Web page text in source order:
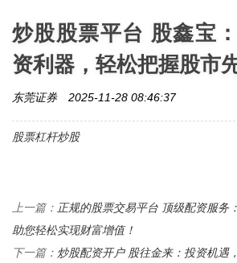
炒股股票平台 股鑫宝
资利器，轻松把握股市
东莞证券 2025-11-28 08:46:37
股票杠杆炒股
上一篇： 正规的股票交易平台 顶级配资服务
助您轻松实现财富增值！
下一篇： 炒股配资开户 股往金来：投资机遇